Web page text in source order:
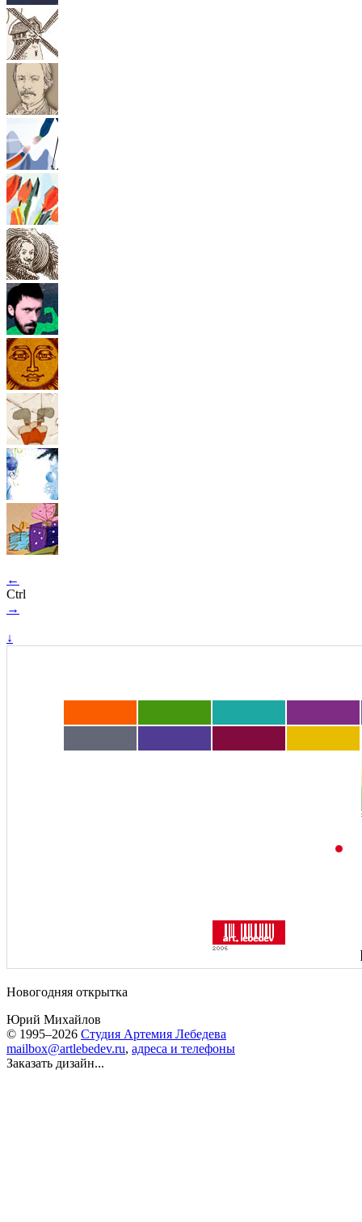
←
Ctrl
→
↓
Новогодняя открытка
Юрий Михайлов
© 1995–2026 Студия Артемия Лебедева
mailbox@artlebedev.ru, адреса и телефоны
Заказать дизайн...